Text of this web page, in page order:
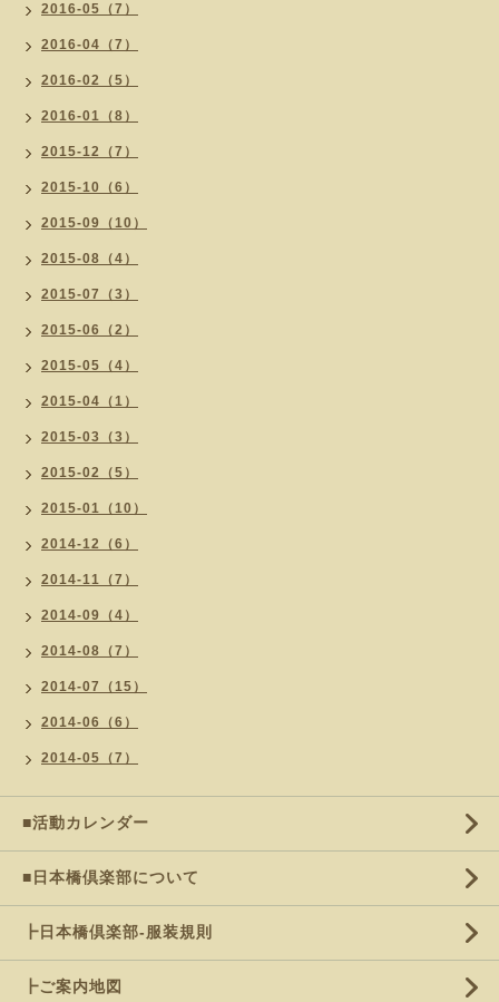
2016-05（7）
2016-04（7）
2016-02（5）
2016-01（8）
2015-12（7）
2015-10（6）
2015-09（10）
2015-08（4）
2015-07（3）
2015-06（2）
2015-05（4）
2015-04（1）
2015-03（3）
2015-02（5）
2015-01（10）
2014-12（6）
2014-11（7）
2014-09（4）
2014-08（7）
2014-07（15）
2014-06（6）
2014-05（7）
■活動カレンダー
■日本橋倶楽部について
┣日本橋倶楽部-服装規則
┣ご案内地図